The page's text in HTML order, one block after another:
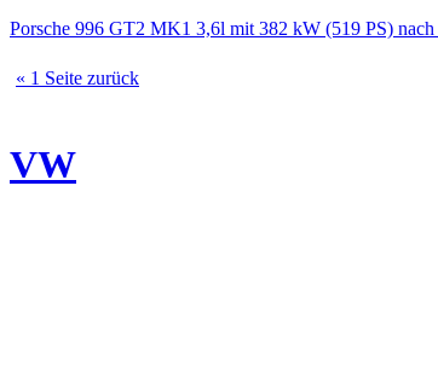
Porsche 996 GT2 MK1 3,6l mit 382 kW (519 PS)
« 1 Seite zurück
VW